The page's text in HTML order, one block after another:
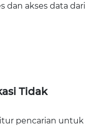
dan akses data dari
Tidak
pencarian untuk